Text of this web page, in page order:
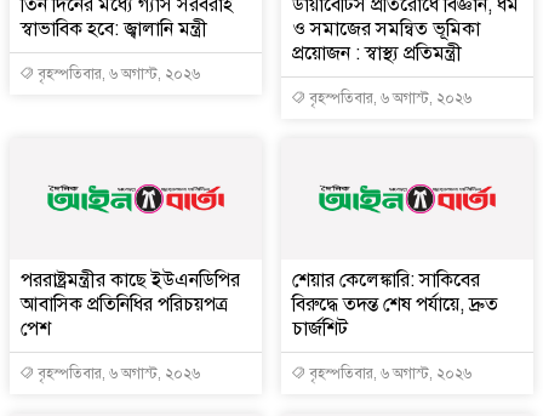
স্বাভাবিক হবে: জ্বালানি মন্ত্রী
বৃহস্পতিবার, ৬ অগাস্ট, ২০২৬
ও সমাজের সমন্বিত ভূমিকা
প্রয়োজন : স্বাস্থ্য প্রতিমন্ত্রী
বৃহস্পতিবার, ৬ অগাস্ট, ২০২৬
পররাষ্ট্রমন্ত্রীর কা‌ছে ইউএনডিপির
আবাসিক প্রতিনিধির পরিচয়পত্র
পেশ
বৃহস্পতিবার, ৬ অগাস্ট, ২০২৬
শেয়ার কেলেঙ্কারি: সাকিবের
বিরুদ্ধে তদন্ত শেষ পর্যায়ে, দ্রুত
চার্জশিট
বৃহস্পতিবার, ৬ অগাস্ট, ২০২৬